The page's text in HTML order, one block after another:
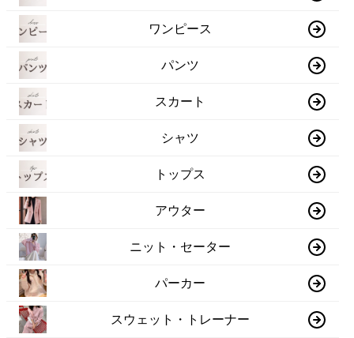
ワンピース
パンツ
スカート
シャツ
トップス
アウター
ニット・セーター
パーカー
スウェット・トレーナー